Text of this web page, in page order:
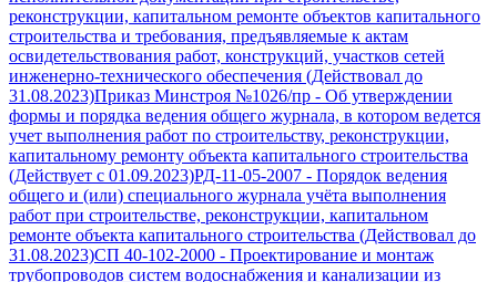
реконструкции, капитальном ремонте объектов капитального
строительства и требования, предъявляемые к актам
освидетельствования работ, конструкций, участков сетей
инженерно-технического обеспечения (Действовал до
31.08.2023)Приказ Минстроя №1026/пр - Об утверждении
формы и порядка ведения общего журнала, в котором ведется
учет выполнения работ по строительству, реконструкции,
капитальному ремонту объекта капитального строительства
(Действует с 01.09.2023)РД-11-05-2007 - Порядок ведения
общего и (или) специального журнала учёта выполнения
работ при строительстве, реконструкции, капитальном
ремонте объекта капитального строительства (Действовал до
31.08.2023)СП 40-102-2000 - Проектирование и монтаж
трубопроводов систем водоснабжения и канализации из